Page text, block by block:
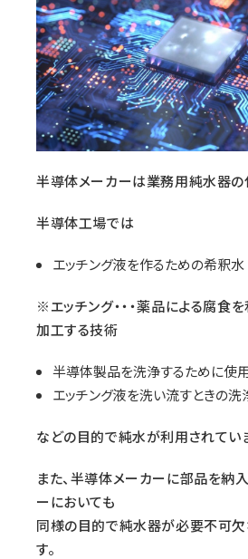
半導体メーカーは業務用純水器の
半導体工場では
エッチング液を作るための希釈水
※エッチング・・・薬品による腐食
加工する技術
半導体製品を洗浄するために使
エッチング液を洗い流すときの洗
などの目的で純水が利用されてい
また、半導体メーカーに部品を納
ーにおいても
同様の目的で純水器が必要不可欠
す。